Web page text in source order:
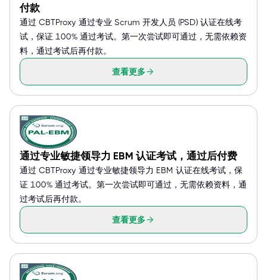
付款
通过 CBTProxy 通过专业 Scrum 开发人员 (PSD) 认证在线考
试，保证 100% 通过考试。第一次尝试即可通过，无需依赖资
料，通过考试后再付款。
查看更多
通过专业敏捷领导力 EBM 认证考试，通过后付费
通过 CBTProxy 通过专业敏捷领导力 EBM 认证在线考试，保
证 100% 通过考试。第一次尝试即可通过，无需依赖资料，通
过考试后再付款。
查看更多